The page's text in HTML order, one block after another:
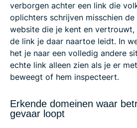
verborgen achter een link die
oplichters schrijven misschien de
website die je kent en
de link je daar naartoe leidt. In
het je naar een volledig andere
echte link alleen zien als je er
beweegt of hem inspecteert.
Erkende domeinen waar
gevaar loopt